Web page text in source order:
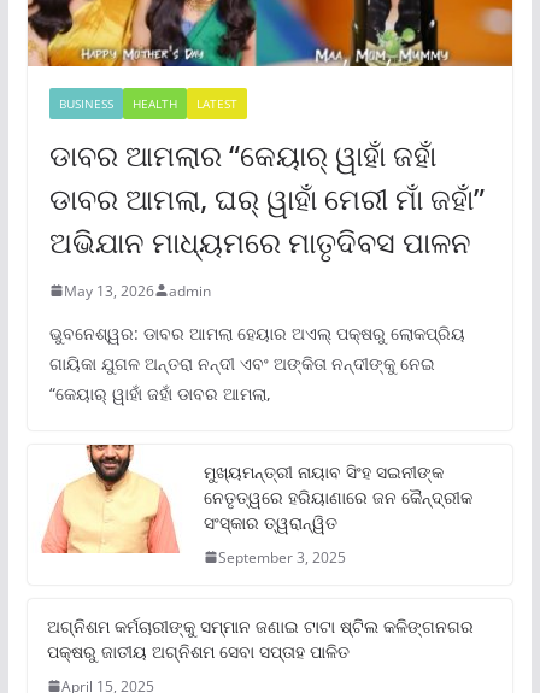
BUSINESS HEALTH LATEST
ଡାବର ଆମଲାର “କେୟାର୍ ୱାହାଁ ଜହାଁ
ଡାବର ଆମଲା, ଘର୍ ୱାହାଁ ମେରୀ ମାଁ ଜହାଁ”
ଅଭିଯାନ ମାଧ୍ୟମରେ ମାତୃଦିବସ ପାଳନ
May 13, 2026 admin
ଭୁବନେଶ୍ୱର: ଡାବର ଆମଲା ହେୟାର ଅଏଲ୍ ପକ୍ଷରୁ ଲୋକପ୍ରିୟ
ଗାୟିକା ଯୁଗଳ ଅନ୍ତରା ନନ୍ଦୀ ଏବଂ ଅଙ୍କିତା ନନ୍ଦୀଙ୍କୁ ନେଇ
“କେୟାର୍ ୱାହାଁ ଜହାଁ ଡାବର ଆମଲା,
ମୁଖ୍ୟମନ୍ତ୍ରୀ ନାୟାବ ସିଂହ ସଇନୀଙ୍କ
ନେତୃତ୍ୱରେ ହରିୟାଣାରେ ଜନ କୈନ୍ଦ୍ରୀକ
ସଂସ୍କାର ତ୍ୱରାନ୍ୱିତ
September 3, 2025
ଅଗ୍ନିଶମ କର୍ମଚାରୀଙ୍କୁ ସମ୍ମାନ ଜଣାଇ ଟାଟା ଷ୍ଟିଲ କଳିଙ୍ଗନଗର
ପକ୍ଷରୁ ଜାତୀୟ ଅଗ୍ନିଶମ ସେବା ସପ୍ତାହ ପାଳିତ
April 15, 2025